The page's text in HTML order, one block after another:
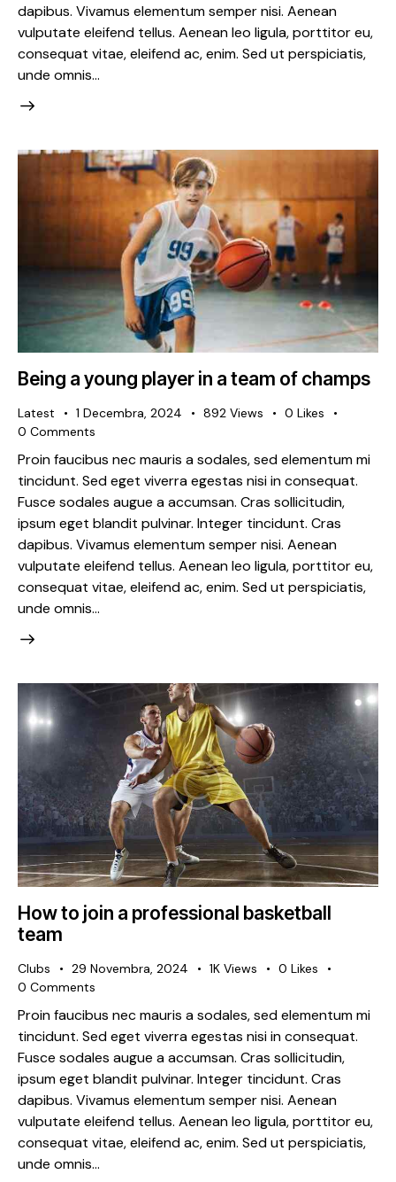
dapibus. Vivamus elementum semper nisi. Aenean
vulputate eleifend tellus. Aenean leo ligula, porttitor eu,
consequat vitae, eleifend ac, enim. Sed ut perspiciatis,
unde omnis…
Being a young player in a team of champs
Latest 1 Decembra, 2024 892 Views 0 Likes
0 Comments
Proin faucibus nec mauris a sodales, sed elementum mi
tincidunt. Sed eget viverra egestas nisi in consequat.
Fusce sodales augue a accumsan. Cras sollicitudin,
ipsum eget blandit pulvinar. Integer tincidunt. Cras
dapibus. Vivamus elementum semper nisi. Aenean
vulputate eleifend tellus. Aenean leo ligula, porttitor eu,
consequat vitae, eleifend ac, enim. Sed ut perspiciatis,
unde omnis…
How to join a professional basketball
team
Clubs 29 Novembra, 2024 1K Views 0 Likes
0 Comments
Proin faucibus nec mauris a sodales, sed elementum mi
tincidunt. Sed eget viverra egestas nisi in consequat.
Fusce sodales augue a accumsan. Cras sollicitudin,
ipsum eget blandit pulvinar. Integer tincidunt. Cras
dapibus. Vivamus elementum semper nisi. Aenean
vulputate eleifend tellus. Aenean leo ligula, porttitor eu,
consequat vitae, eleifend ac, enim. Sed ut perspiciatis,
unde omnis…